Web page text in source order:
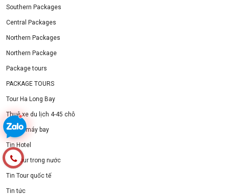
Southern Packages
Central Packages
Northern Packages
Northern Package
Package tours
PACKAGE TOURS
Tour Ha Long Bay
Thuê xe du lịch 4-45 chỗ
Tin Vé máy bay
Tin Hotel
Tin Tour trong nước
Tin Tour quốc tế
Tin tức